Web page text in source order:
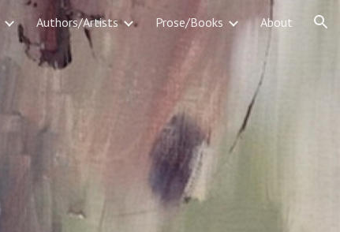
Authors/Artists Prose/Books About